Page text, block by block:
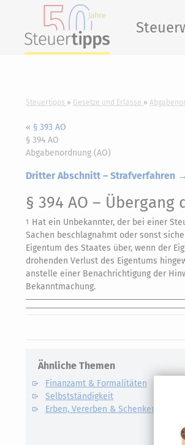
Steuertipps Gesetze und Erlasse
« § 393 AO
§ 394 AO
Abgabenordnung (AO)
Dritter Abschnitt – Strafverfahren
§ 394 AO – Übergang
1 Hat ein Unbekannter, der bei einer
Sachen beschlagnahmt oder sonst
Eigentum des Staates über, wenn der
drohenden Verlust des Eigentums
anstelle einer Benachrichtigung der
Bekanntmachung.
Ähnliche Themen
Finanzamt & Formalitäten
Selbstständigkeit
Erben, Vererben & Schenken